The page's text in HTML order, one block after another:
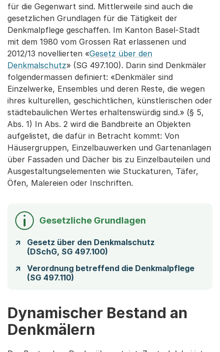
für die Gegenwart sind. Mittlerweile sind auch die
gesetzlichen Grundlagen für die Tätigkeit der
Denkmalpflege geschaffen. Im Kanton Basel-Stadt
mit dem 1980 vom Grossen Rat erlassenen und
2012/13 novellierten «Gesetz über den
Denkmalschutz» (SG 497.100). Darin sind Denkmäler
folgendermassen definiert: «Denkmäler sind
Einzelwerke, Ensembles und deren Reste, die wegen
ihres kulturellen, geschichtlichen, künstlerischen oder
städtebaulichen Wertes erhaltenswürdig sind.» (§ 5,
Abs. 1) In Abs. 2 wird die Bandbreite an Objekten
aufgelistet, die dafür in Betracht kommt: Von
Häusergruppen, Einzelbauwerken und Gartenanlagen
über Fassaden und Dächer bis zu Einzelbauteilen und
Ausgestaltungselementen wie Stuckaturen, Täfer,
Öfen, Malereien oder Inschriften.
Gesetzliche Grundlagen
Gesetz über den Denkmalschutz
(DSchG, SG 497.100)
Verordnung betreffend die Denkmalpflege
(SG 497.110)
Dynamischer Bestand an
Denkmälern